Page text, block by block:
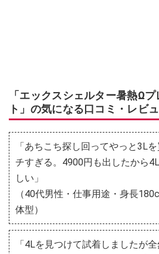
「エックスシェルター暑熱Ω
ト」の気になる口コミ・レビ
「あちこち探し回ってやっと3L
チすぎる。4900円も出したから
しい」
（40代男性・仕事用途・身長
体型）
「4Lを見つけて試着しましたが